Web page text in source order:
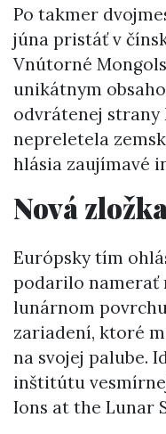
Po takmer
júna pristáť v
Vnútorné
unikátnym
odvrátenej strany
nepreletela
hlásia zaujímavé
Nová
Európsky tím
podarilo namerať
lunárnom
zariadení, ktoré
na svojej palube.
inštitútu
Ions at the Lunar